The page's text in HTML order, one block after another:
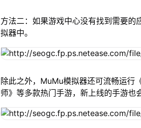
方法二：如果游戏中心没有找到需要
拟器中。
除此之外，MuMu模拟器还可流畅运行
师》等多款热门手游，新上线的手游也